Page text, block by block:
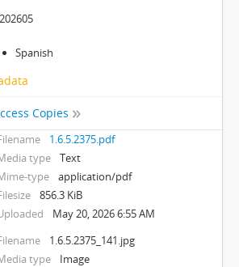
202605
Spanish
Copies
1.6.5.2375.pdf
type
Text
type
application/pdf
856.3 KiB
May 20, 2026 6:55 AM
1.6.5.2375_141.jpg
type
Image